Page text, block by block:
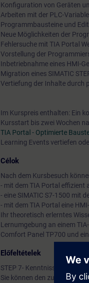
Konfiguration von Geräten
Arbeiten mit der PLC-
Programmbausteine und
Neue Möglichkeiten der
Fehlersuche mit TIA Portal
Vorstellung der
Inbetriebnahme eines HMI-
Migration eines SIMATIC
Vertiefung der Inhalte durch
Im Kurspreis enthalten: Ein
Kursstart bis zwei Wochen
TIA Portal - Optimierte
Learning Events vertiefen
Célok
Nach dem Kursbesuch
- mit dem TIA Portal effizient
- eine SIMATIC S7-1500 mit
- mit dem TIA Portal eine
Ihr theoretisch erlerntes
Lernumgebung an einem
Comfort Panel TP700 und
Előfeltételek
STEP 7- Kenntnisse
Sie können den zur